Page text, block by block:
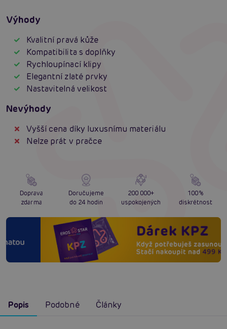
Výhody
Kvalitní pravá kůže
Kompatibilita s doplňky
Rychloupínací klipy
Elegantní zlaté prvky
Nastavitelná velikost
Nevýhody
Vyšší cena díky luxusnímu materiálu
Nelze prát v pračce
Doprava
zdarma
Doručujeme
do 24 hodin
200 000+
uspokojených
100%
diskrétnost
Popis Podobné Články